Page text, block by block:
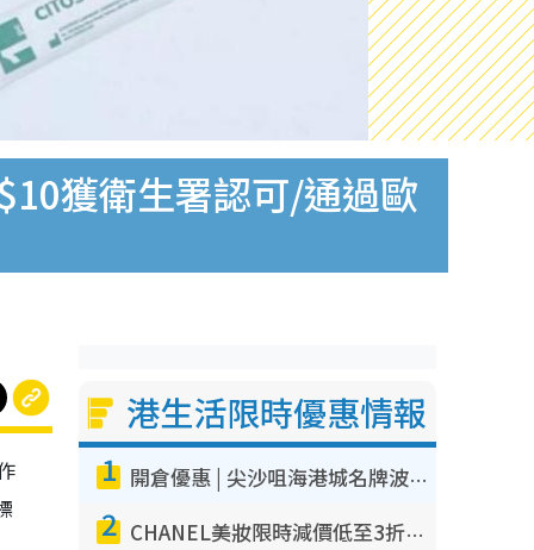
獲衛生署認可/通過歐
港生活限時優惠情報
1 開倉優惠 | 尖沙咀海港城名牌波鞋開倉低至1折！On鞋$899起／Joy&Peace鞋履$98起
2 CHANEL美妝限時減價低至3折！人氣粉底/唇膏/精華液低至$275！COCO香水都有平